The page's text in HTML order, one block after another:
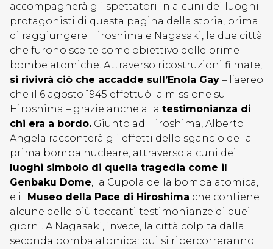
accompagnerà gli spettatori in alcuni dei luoghi
protagonisti di questa pagina della storia, prima
di raggiungere Hiroshima e Nagasaki, le due città
che furono scelte come obiettivo delle prime
bombe atomiche. Attraverso ricostruzioni filmate,
si rivivrà ciò che accadde sull’Enola Gay – l’aereo
che il 6 agosto 1945 effettuò la missione su
Hiroshima – grazie anche alla testimonianza di
chi era a bordo. Giunto ad Hiroshima, Alberto
Angela racconterà gli effetti dello sgancio della
prima bomba nucleare, attraverso alcuni dei
luoghi simbolo di quella tragedia come il
Genbaku Dome, la Cupola della bomba atomica,
e il
Museo della Pace di Hiroshima che contiene
alcune delle più toccanti testimonianze di quei
giorni. A Nagasaki, invece, la città colpita dalla
seconda bomba atomica: qui si ripercorreranno